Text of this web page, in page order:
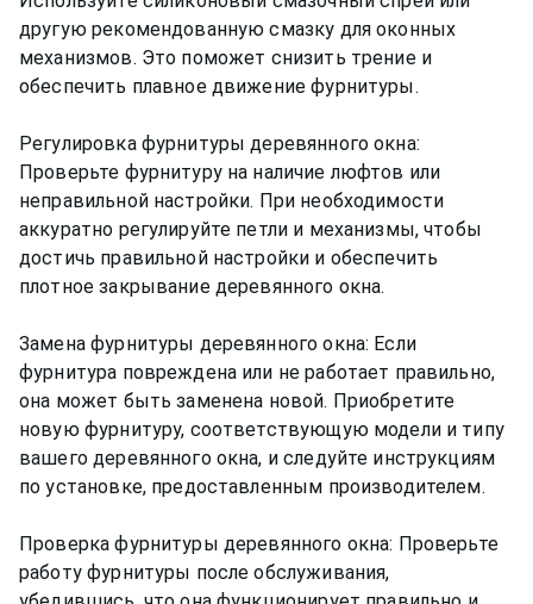
другую рекомендованную смазку для оконных
механизмов. Это поможет снизить трение и
обеспечить плавное движение фурнитуры.
Регулировка фурнитуры деревянного окна:
Проверьте фурнитуру на наличие люфтов или
неправильной настройки. При необходимости
аккуратно регулируйте петли и механизмы, чтобы
достичь правильной настройки и обеспечить
плотное закрывание деревянного окна.
Замена фурнитуры деревянного окна: Если
фурнитура повреждена или не работает правильно,
она может быть заменена новой. Приобретите
новую фурнитуру, соответствующую модели и типу
вашего деревянного окна, и следуйте инструкциям
по установке, предоставленным производителем.
Проверка фурнитуры деревянного окна: Проверьте
работу фурнитуры после обслуживания,